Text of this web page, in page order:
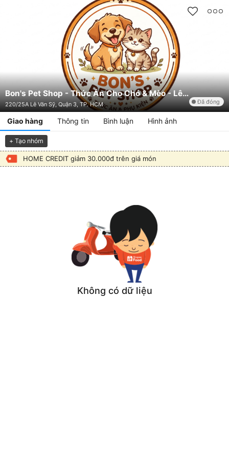
Bon's Pet Shop - Thức Ăn Cho Chó & Mèo - Lê Văn Sỹ
220/25A Lê Văn Sỹ, Quận 3, TP. HCM Đã đóng
Giao hàng Thông tin Bình luận Hình ảnh
+ Tạo nhóm
HOME CREDIT giảm 30.000đ trên giá món
Không có dữ liệu